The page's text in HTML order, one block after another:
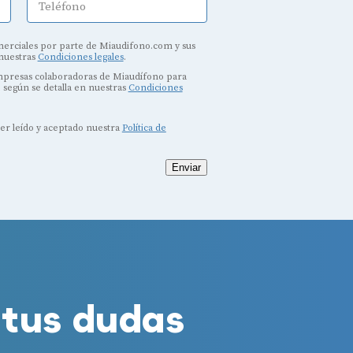
Teléfono
por parte de Miaudifono.com y sus
Condiciones legales.
colaboradoras de Miaudífono para
se detalla en nuestras Condiciones
leído y aceptado nuestra Política de
Enviar
dudas